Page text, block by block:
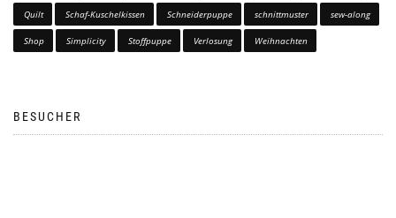
Quilt Schaf-Kuschelkissen Schneiderpuppe schnittmuster sew-along
Shop Simplicity Stoffpuppe Verlosung Weihnachten
BESUCHER